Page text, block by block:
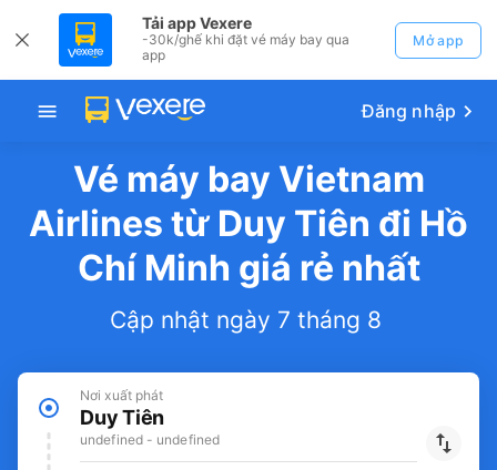
Tải app Vexere
-30k/ghế khi đặt vé máy bay qua
app
Mở app
Đăng nhập
Vé máy bay Vietnam
Airlines từ Duy Tiên đi Hồ
Chí Minh giá rẻ nhất
Cập nhật ngày 7 tháng 8
Nơi xuất phát
Duy Tiên
undefined - undefined